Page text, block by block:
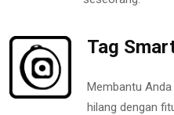
Tag
Membantu
hilang dengan